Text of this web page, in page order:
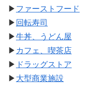
▶ ファーストフード
▶ 回転寿司
▶牛丼、うどん屋
▶ カフェ、喫茶店
▶ ドラッグストア
▶ 大型商業施設